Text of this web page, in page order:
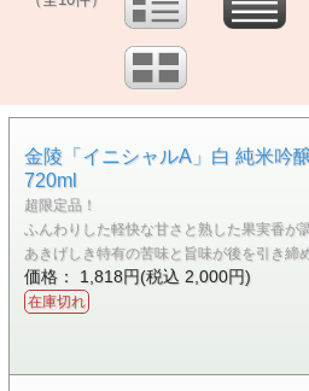
金陵「イニシャルA」白 純米吟
720ml
超限定品！
ふんわりした軽快な甘さと熟した果実香が調
あきげしき特有の苦味と旨味が後を引き締
価格： 1,818円(税込 2,000円)
在庫切れ